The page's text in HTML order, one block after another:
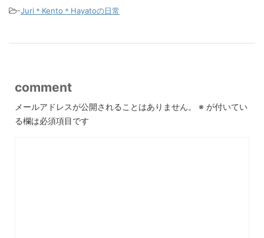
-Juri＊Kento＊Hayatoの日常
comment
メールアドレスが公開されることはありません。 ※ が付いてい
る欄は必須項目です